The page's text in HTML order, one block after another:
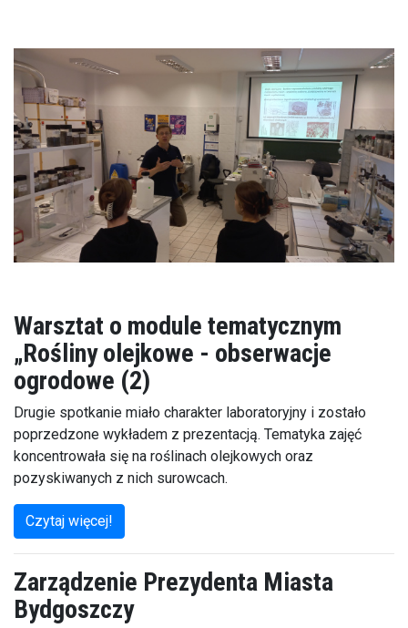
Warsztat o module tematycznym
„Rośliny olejkowe - obserwacje
ogrodowe (2)
Drugie spotkanie miało charakter laboratoryjny i zostało
poprzedzone wykładem z prezentacją. Tematyka zajęć
koncentrowała się na roślinach olejkowych oraz
pozyskiwanych z nich surowcach.
Czytaj więcej!
Zarządzenie Prezydenta Miasta
Bydgoszczy